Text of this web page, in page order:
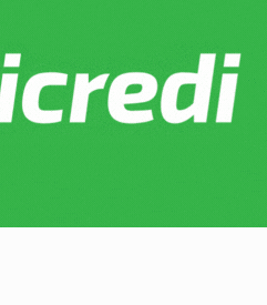
em rock no seu novo single
mulheres
Contemplados
estão no mesmo endereço
deepfake do ar em RO